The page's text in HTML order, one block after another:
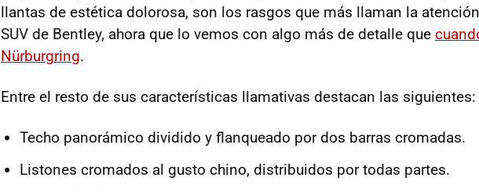
llantas de estética dolorosa, son los rasgos que más llaman la
SUV de Bentley, ahora que lo vemos con algo más de detalle que
Nürburgring.
Entre el resto de sus características llamativas destacan las siguientes:
Techo panorámico dividido y flanqueado por dos barras cromadas.
Listones cromados al gusto chino, distribuidos por todas partes.